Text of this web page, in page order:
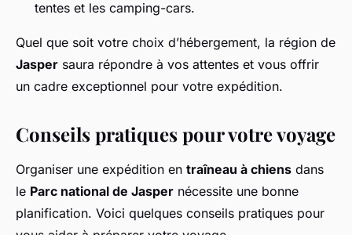
tentes et les camping-cars.
Quel que soit votre choix d’hébergement, la région de
Jasper saura répondre à vos attentes et vous offrir
un cadre exceptionnel pour votre expédition.
Conseils pratiques pour votre voyage
Organiser une expédition en traîneau à chiens dans
le Parc national de Jasper nécessite une bonne
planification. Voici quelques conseils pratiques pour